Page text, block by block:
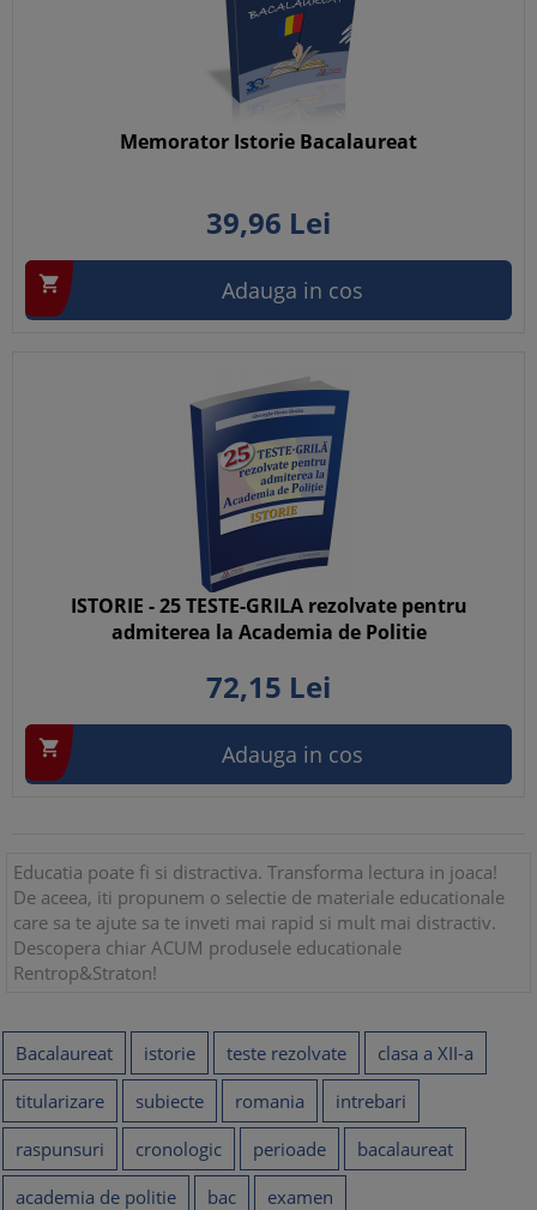
Memorator Istorie Bacalaureat
39,96 Lei
 Adauga in cos
ISTORIE - 25 TESTE-GRILA rezolvate pentru
admiterea la Academia de Politie
72,15 Lei
 Adauga in cos
Educatia poate fi si distractiva. Transforma lectura in joaca!
De aceea, iti propunem o selectie de materiale educationale
care sa te ajute sa te inveti mai rapid si mult mai distractiv.
Descopera chiar ACUM produsele educationale
Rentrop&Straton!
Bacalaureat istorie teste rezolvate
clasa a XII-a
titularizare
subiecte romania
intrebari
raspunsuri
cronologic perioade
bacalaureat
academia de politie
bac
examen